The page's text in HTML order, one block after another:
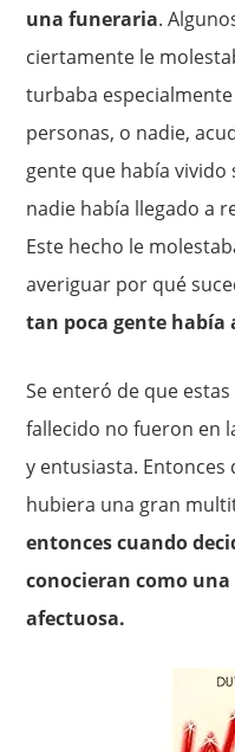
una funeraria.
ciertamente le
turbaba
personas, o nadie,
gente que había vivido
nadie había llegado a
Este hecho le
averiguar por qué
tan poca gente
Se enteró de que
fallecido no fueron en
y entusiasta.
hubiera una gran
entonces cuando
conocieran como
afectuosa.